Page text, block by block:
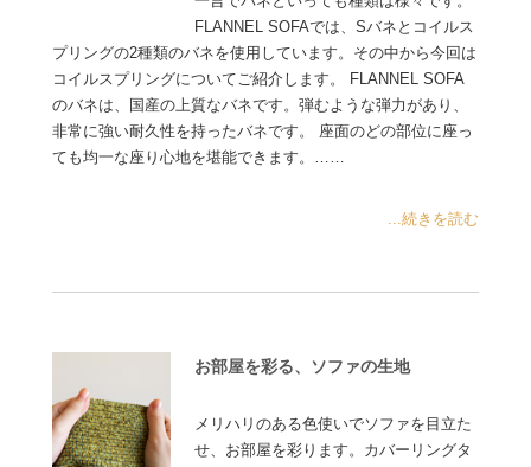
FLANNEL SOFAでは、Sバネとコイルス
プリングの2種類のバネを使用しています。その中から今回は
コイルスプリングについてご紹介します。 FLANNEL SOFA
のバネは、国産の上質なバネです。弾むような弾力があり、
非常に強い耐久性を持ったバネです。 座面のどの部位に座っ
ても均一な座り心地を堪能できます。……
...続きを読む
お部屋を彩る、ソファの生地
メリハリのある色使いでソファを目立た
せ、お部屋を彩ります。カバーリングタ